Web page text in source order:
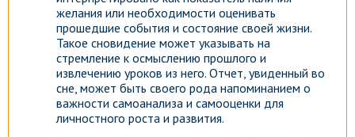
желания или необходимости оценивать
прошедшие события и состояние своей жизни.
Такое сновидение может указывать на
стремление к осмыслению прошлого и
извлечению уроков из него. Отчет, увиденный во
сне, может быть своего рода напоминанием о
важности самоанализа и самооценки для
личностного роста и развития.